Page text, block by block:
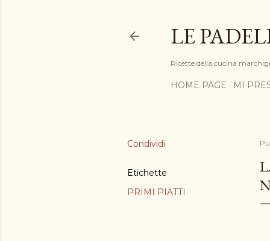
LE
Ricette della cucina
HOME PAGE MI
Condividi
Etichette
PRIMI PIATTI